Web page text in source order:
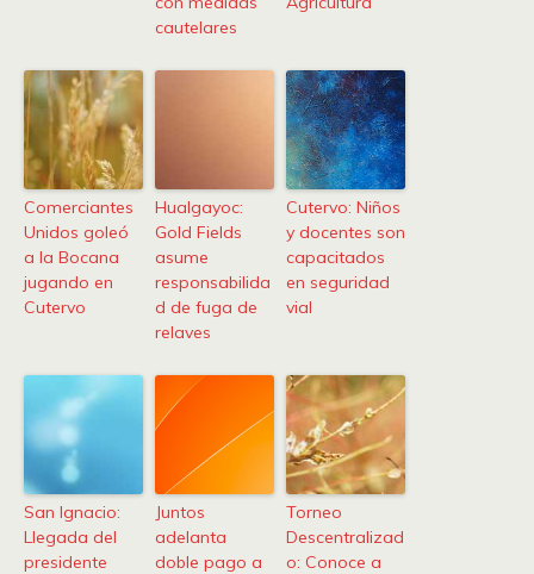
cautelares
Comerciantes
Unidos goleó
a la Bocana
jugando en
Cutervo
Hualgayoc:
Gold Fields
asume
responsabilida
d de fuga de
relaves
Cutervo: Niños
y docentes son
capacitados
en seguridad
vial
San Ignacio:
Llegada del
presidente
Juntos
adelanta
doble pago a
Torneo
Descentralizad
o: Conoce a